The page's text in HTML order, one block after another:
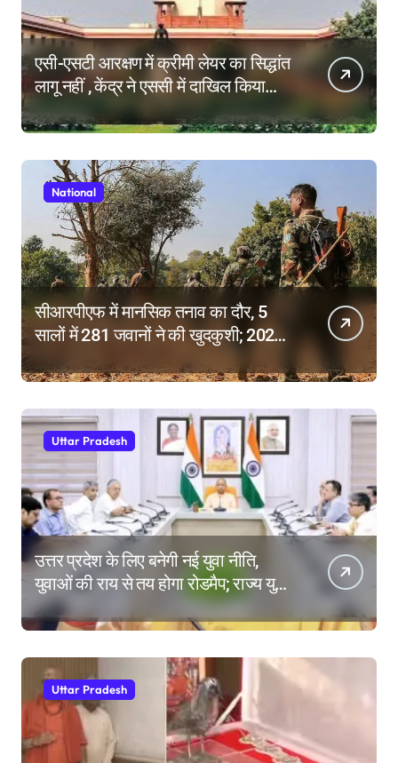
एसी-एसटी आरक्षण में क्रीमी लेयर का सिद्धांत
लागू नहीं , केंद्र ने एससी में दाखिल किया
हलफनामा; याचिकाएं खारिज करने की मांग
National
सीआरपीएफ में मानसिक तनाव का दौर, 5
सालों में 281 जवानों ने की खुदकुशी; 2025
Uttar Pradesh
उत्तर प्रदेश के लिए बनेगी नई युवा नीति,
युवाओं की राय से तय होगा रोडमैप; राज्य युवा
आयोग के गठन पर भी मंथन
Uttar Pradesh